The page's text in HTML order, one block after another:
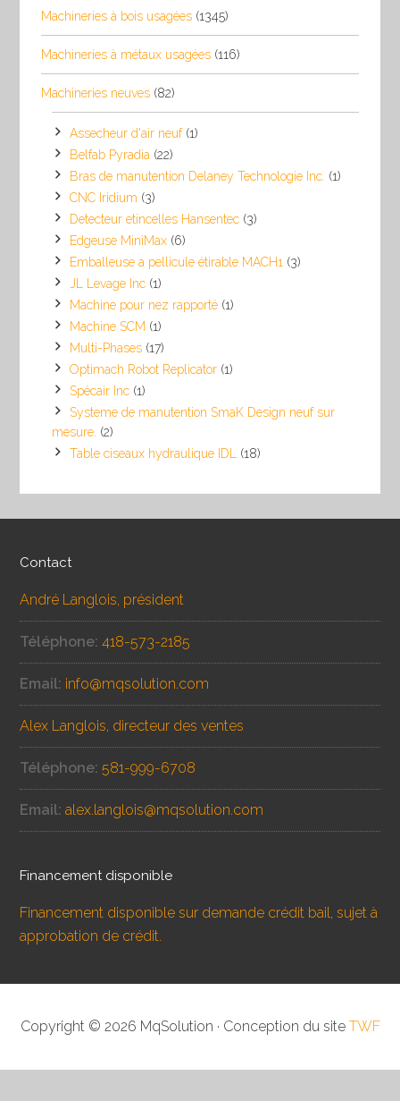
Machineries à bois usagées (1345)
Machineries à métaux usagées (116)
Machineries neuves (82)
Assecheur d'air neuf (1)
Belfab Pyradia (22)
Bras de manutention Delaney Technologie Inc. (1)
CNC Iridium (3)
Detecteur etincelles Hansentec (3)
Edgeuse MiniMax (6)
Emballeuse a pellicule étirable MACH1 (3)
JL Levage Inc (1)
Machine pour nez rapporté (1)
Machine SCM (1)
Multi-Phases (17)
Optimach Robot Replicator (1)
Spécair Inc (1)
Systeme de manutention SmaK Design neuf sur
mesure. (2)
Table ciseaux hydraulique IDL (18)
Contact
André Langlois, président
Téléphone: 418-573-2185
Email: info@mqsolution.com
Alex Langlois, directeur des ventes
Téléphone: 581-999-6708
Email:alex.langlois@mqsolution.com
Financement disponible
Financement disponible sur demande crédit bail, sujet à
approbation de crédit.
Copyright © 2026 MqSolution · Conception du site TWF